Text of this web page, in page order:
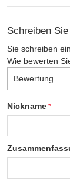
Schreiben
Sie schreiben
Wie bewerten
Bewertung
Nickname